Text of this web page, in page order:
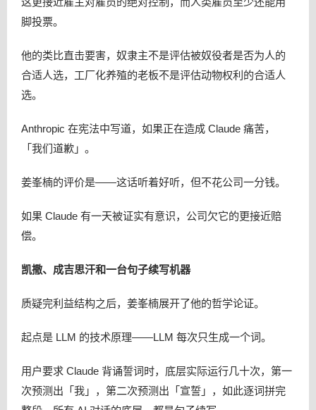
脚投票。
他的类比直击要害，奴隶主不是评估被奴役者是否为人的
合适人选，工厂化养殖的老板不是评估动物权利的合适人
选。
Anthropic 在宪法中写道，如果正在造成 Claude 痛苦，
「我们道歉」。
姜峯楠的评价是——这话听着好听，但不花公司一分钱。
如果 Claude 有一天被证实有意识，公司欠它的更接近赔
偿。
凯撒、成吉思汗和一台句子续写机器
质疑完利益结构之后，姜峯楠展开了他的哲学论证。
起点是 LLM 的技术原理——LLM 每次只生成一个词。
用户要求 Claude 背诵誓词时，底层实际运行几十次，第一
次预测出「我」，第二次预测出「宣誓」，如此逐词拼完